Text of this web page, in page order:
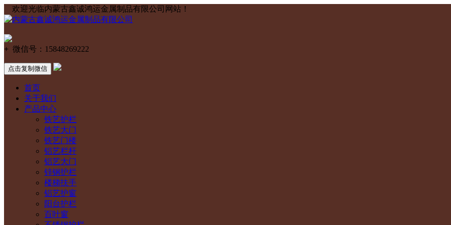
欢迎光临内蒙古鑫诚鸿运金属制品有限公司网站！
+ 微信号： 15848269222
点击复制微信
首页
关于我们
产品中心
铁艺护栏
铁艺大门
铁艺门楼
铝艺栏杆
铝艺大门
锌钢护栏
楼梯扶手
铝艺护窗
阳台护栏
百叶窗